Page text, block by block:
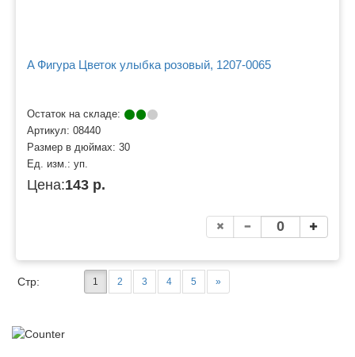
A Фигура Цветок улыбка розовый, 1207-0065
Остаток на складе:
Артикул: 08440
Размер в дюймах: 30
Ед. изм.: уп.
Цена:143 р.
Стр: 1 2 3 4 5 »